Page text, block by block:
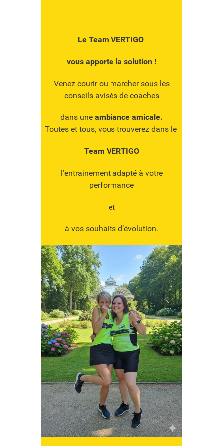
Le Team VERTIGO
vous apporte la solution !
Venez courir ou marcher sous les
conseils avisés de coaches
dans une ambiance amicale.
Toutes et tous, vous trouverez dans le
Team VERTIGO
l’entrainement adapté à votre
performance
et
à vos souhaits d’évolution.